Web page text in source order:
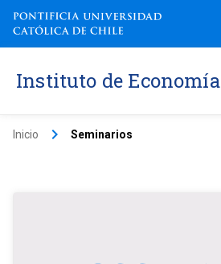
Instituto de Economía
Inicio keyboard_arrow_right Seminarios